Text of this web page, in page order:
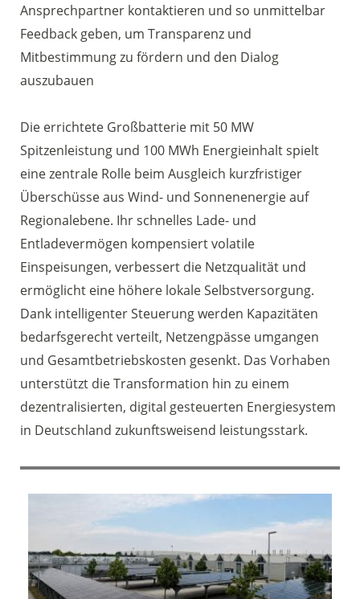
Ansprechpartner kontaktieren und so unmittelbar
Feedback geben, um Transparenz und
Mitbestimmung zu fördern und den Dialog
auszubauen
Die errichtete Großbatterie mit 50 MW
Spitzenleistung und 100 MWh Energieinhalt spielt
eine zentrale Rolle beim Ausgleich kurzfristiger
Überschüsse aus Wind- und Sonnenenergie auf
Regionalebene. Ihr schnelles Lade- und
Entladevermögen kompensiert volatile
Einspeisungen, verbessert die Netzqualität und
ermöglicht eine höhere lokale Selbstversorgung.
Dank intelligenter Steuerung werden Kapazitäten
bedarfsgerecht verteilt, Netzengpässe umgangen
und Gesamtbetriebskosten gesenkt. Das Vorhaben
unterstützt die Transformation hin zu einem
dezentralisierten, digital gesteuerten Energiesystem
in Deutschland zukunftsweisend leistungsstark.